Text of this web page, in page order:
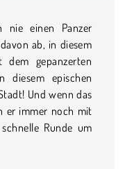
nie einen Panzer
ab, in diesem
dem gepanzerten
diesem epischen
Und wenn das
er immer noch mit
Runde um